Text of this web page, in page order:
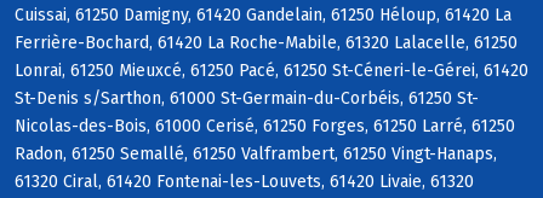
Cuissai, 61250 Damigny, 61420 Gandelain, 61250 Héloup, 61420 La
Ferrière-Bochard, 61420 La Roche-Mabile, 61320 Lalacelle, 61250
Lonrai, 61250 Mieuxcé, 61250 Pacé, 61250 St-Céneri-le-Gérei, 61420
St-Denis s/Sarthon, 61000 St-Germain-du-Corbéis, 61250 St-
Nicolas-des-Bois, 61000 Cerisé, 61250 Forges, 61250 Larré, 61250
Radon, 61250 Semallé, 61250 Valframbert, 61250 Vingt-Hanaps,
61320 Ciral, 61420 Fontenai-les-Louvets, 61420 Livaie, 61320